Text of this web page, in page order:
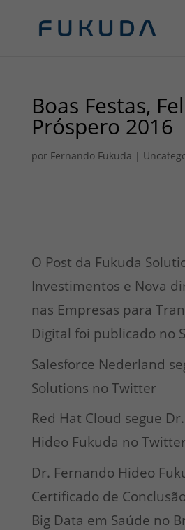
Boas Festas,
Próspero 2016
por Fernando Fukuda |
O Post da Fukuda
Investimentos e Nova
nas Empresas para
Digital foi publicado no
Salesforce Nederland
Solutions no Twitter
Red Hat Cloud segue
Hideo Fukuda no Twitter
Dr. Fernando Hideo
Certificado de
Big Data em Saúde no